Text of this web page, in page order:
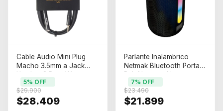
Cable Audio Mini Plug
Macho 3.5mm a Jack
Hembra 3.5mm Western
de 3M (3.5minijack30)
$28.409
$29.900
5% OFF
Parlante Inalambrico
Netmak Bluetooth Portatil
Rgb Nm-muv Negro
$21.899
$23.490
7% OFF